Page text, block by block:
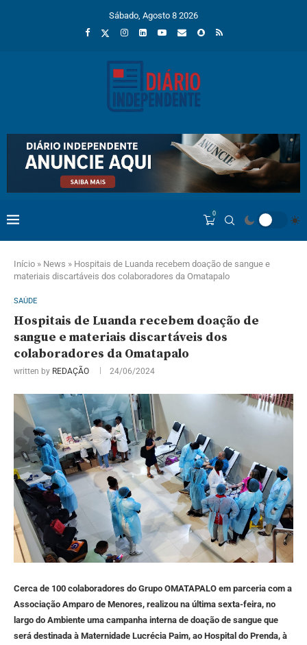
Sábado, Agosto 8 2026
0
Início » News » Hospitais de Luanda recebem doação de sangue e
materiais discartáveis dos colaboradores da Omatapalo
SAÚDE
Hospitais de Luanda recebem doação de
sangue e materiais discartáveis dos
colaboradores da Omatapalo
written by REDAÇÃO 24/06/2024
Cerca de 100 colaboradores do Grupo OMATAPALO em parceria com a
Associação Amparo de Menores, realizou na última sexta-feira, no
largo do Ambiente uma campanha interna de doação de sangue que
será destinada à Maternidade Lucrécia Paim, ao Hospital do Prenda, à